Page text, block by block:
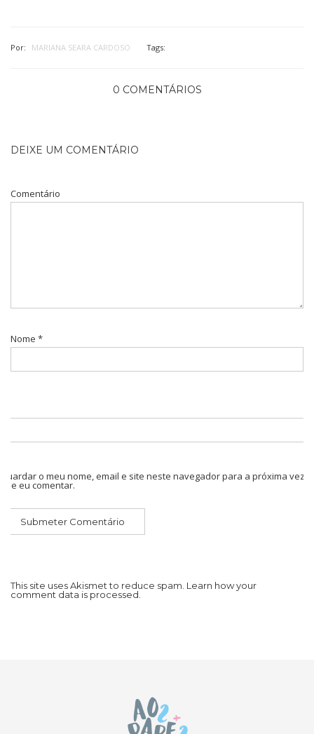
Por: MARIANA SEARA CARDOSO Tags:
0 COMENTÁRIOS
DEIXE UM COMENTÁRIO
Comentário
Nome *
Guardar o meu nome, email e site neste navegador para a próxima vez
que eu comentar.
This site uses Akismet to reduce spam. Learn how your
comment data is processed.